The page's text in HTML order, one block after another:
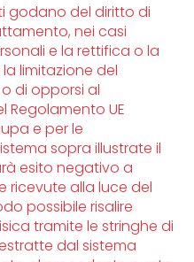
godano del diritto di
nei casi
e la rettifica o la
limitazione del
di opporsi al
Regolamento UE
e per le
sopra illustrate il
esito negativo a
ricevute alla luce del
possibile risalire
tramite le stringhe di
dal sistema